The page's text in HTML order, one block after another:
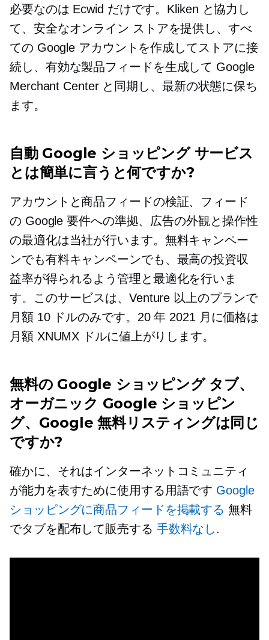
必要なのは Ecwid だけです。Kliken と協力し
て、安全なオンライン ストアを提供し、すべ
ての Google アカウントを作成してストアに接
続し、有効な製品フィードを生成して Google
Merchant Center と同期し、最新の状態に保ち
ます。
自動 Google ショッピング サービス
とは簡単に言うと何ですか?
アカウントと商品フィードの検証、フィード
の Google 要件への準拠、広告の外観と操作性
の最適化は当社が行います。無料キャンペー
ンでも有料キャンペーンでも、最高の投資収
益率が得られるよう管理と最適化を行いま
す。このサービスは、Venture 以上のプランで
月額 10 ドルのみです。20 年 2021 月に価格は
月額 XNUMX ドルに値上がりします。
無料の Google ショッピング タブ、
オーガニック Google ショッピン
グ、Google 無料リスティングは同じ
ですか?
確かに、それはインターネットコミュニティ
が能力を表すために使用する用語です Google
ショッピングに商品フィードを掲載する 無料
でタブを配布して販売する 手数料なし.